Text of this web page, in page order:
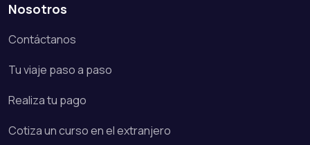
Nosotros
Contáctanos
Tu viaje paso a paso
Realiza tu pago
Cotiza un curso en el extranjero